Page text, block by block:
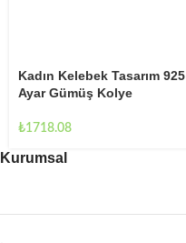
Kadın Kelebek Tasarım 925
Ayar Gümüş Kolye
₺1718.08
Kurumsal